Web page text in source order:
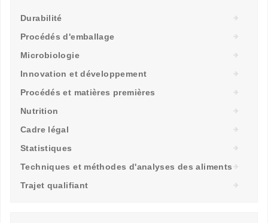
Durabilité
Procédés d'emballage
Microbiologie
Innovation et développement
Procédés et matières premières
Nutrition
Cadre légal
Statistiques
Techniques et méthodes d'analyses des aliments
Trajet qualifiant